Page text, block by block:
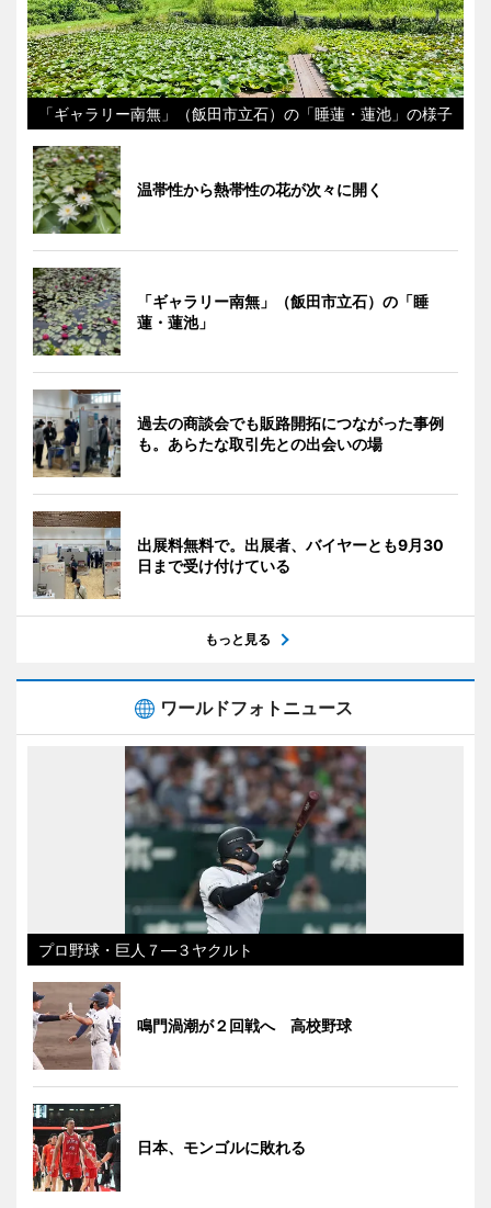
「ギャラリー南無」（飯田市立石）の「睡蓮・蓮池」の様子
温帯性から熱帯性の花が次々に開く
「ギャラリー南無」（飯田市立石）の「睡
蓮・蓮池」
過去の商談会でも販路開拓につながった事例
も。あらたな取引先との出会いの場
出展料無料で。出展者、バイヤーとも9月30
日まで受け付けている
もっと見る
ワールドフォトニュース
プロ野球・巨人７―３ヤクルト
鳴門渦潮が２回戦へ 高校野球
日本、モンゴルに敗れる